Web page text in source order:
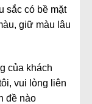
sắc có bề mặt
giữ màu lâu
của khách
vui lòng liên
đề nào